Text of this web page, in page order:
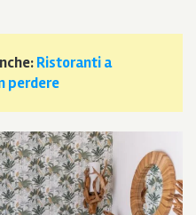
Ristoranti a
perdere